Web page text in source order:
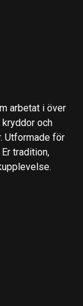
arbetat i över
och
Utformade för
tradition,